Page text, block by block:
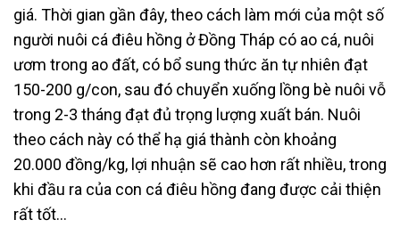
giá. Thời gian gần đây, theo cách làm mới của một số
người nuôi cá điêu hồng ở Đồng Tháp có ao cá, nuôi
ươm trong ao đất, có bổ sung thức ăn tự nhiên đạt
150-200 g/con, sau đó chuyển xuống lồng bè nuôi vỗ
trong 2-3 tháng đạt đủ trọng lượng xuất bán. Nuôi
theo cách này có thể hạ giá thành còn khoảng
20.000 đồng/kg, lợi nhuận sẽ cao hơn rất nhiều, trong
khi đầu ra của con cá điêu hồng đang được cải thiện
rất tốt…